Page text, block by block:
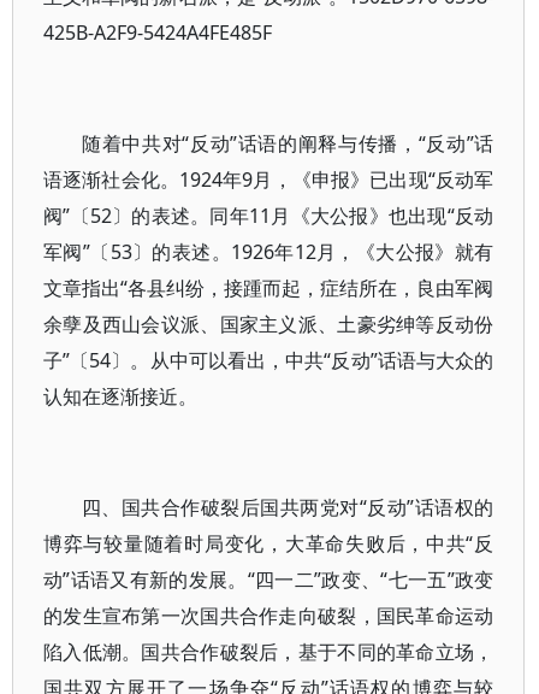
425B-A2F9-5424A4FE485F
随着中共对“反动”话语的阐释与传播，“反动”话
语逐渐社会化。1924年9月，《申报》已出现“反动军
阀”〔52〕的表述。同年11月《大公报》也出现“反动
军阀”〔53〕的表述。1926年12月，《大公报》就有
文章指出“各县纠纷，接踵而起，症结所在，良由军阀
余孽及西山会议派、国家主义派、土豪劣绅等反动份
子”〔54〕。从中可以看出，中共“反动”话语与大众的
认知在逐渐接近。
四、国共合作破裂后国共两党对“反动”话语权的
博弈与较量随着时局变化，大革命失败后，中共“反
动”话语又有新的发展。“四一二”政变、“七一五”政变
的发生宣布第一次国共合作走向破裂，国民革命运动
陷入低潮。国共合作破裂后，基于不同的革命立场，
国共双方展开了一场争夺“反动”话语权的博弈与较